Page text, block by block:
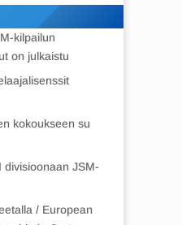
kilpailun
on julkaistu
kokoukseen su
divisioonaan JSM-
/ European